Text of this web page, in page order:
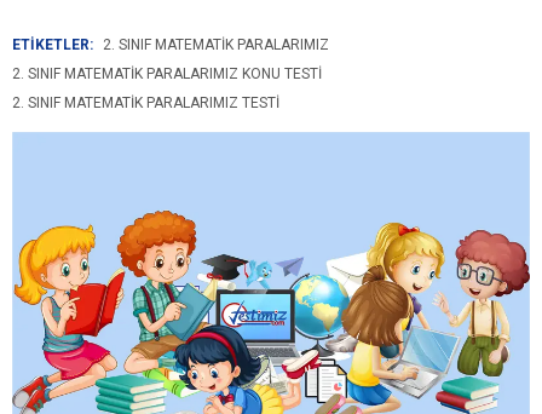
ETİKETLER:
2. SINIF MATEMATIK PARALARIMIZ
2. SINIF MATEMATIK PARALARIMIZ KONU TESTI
2. SINIF MATEMATIK PARALARIMIZ TESTI